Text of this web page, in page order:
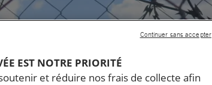
EST NOTRE PRIORITÉ
et réduire nos frais de collecte afin
Continuer sans accepter